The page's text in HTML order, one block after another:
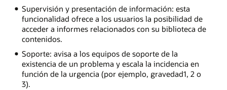
Supervisión y presentación de información: esta
funcionalidad ofrece a los usuarios la posibilidad de
acceder a informes relacionados con su biblioteca de
contenidos.
Soporte: avisa a los equipos de soporte de la
existencia de un problema y escala la incidencia en
función de la urgencia (por ejemplo, gravedad1, 2 o
3).